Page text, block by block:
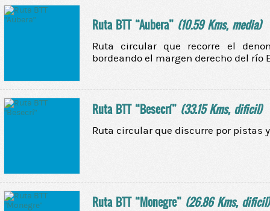
Ruta BTT “Aubera” (10.59 Kms, media)
Ruta circular que recorre el
bordeando el margen derecho del río
Ruta BTT “Besecrí” (33.15 Kms, dificil)
Ruta circular que discurre por pistas
Ruta BTT “Monegre” (26.86 Kms, dificil)